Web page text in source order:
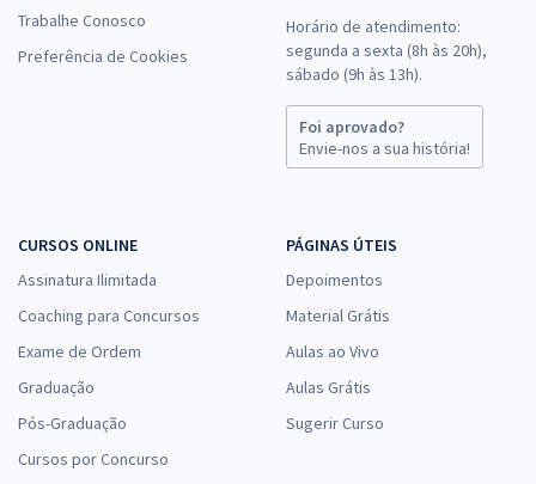
Trabalhe Conosco
Preferência de Cookies
Horário de atendimento:
segunda a sexta (8h às 20h),
sábado (9h às 13h).
Foi aprovado?
Envie-nos a sua história!
CURSOS ONLINE
Assinatura Ilimitada
Coaching para Concursos
Exame de Ordem
Graduação
Pós-Graduação
Cursos por Concurso
PÁGINAS ÚTEIS
Depoimentos
Material Grátis
Aulas ao Vivo
Aulas Grátis
Sugerir Curso